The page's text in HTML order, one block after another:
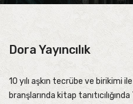
Dora Yayıncılık
10 yılı aşkın tecrübe ve birikimi
branşlarında kitap